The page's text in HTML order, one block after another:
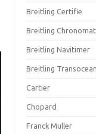
Breitling Certifie
Breitling Chronomat
Breitling Navitimer
Breitling Transocean
Cartier
Chopard
Franck Muller